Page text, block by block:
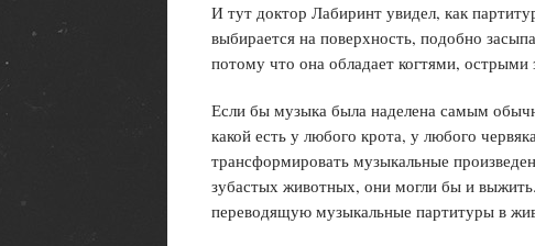
И тут доктор Лабиринт увидел, как
выбирается на поверхность, подобно
потому что она обладает когтями,
Если бы музыка была наделена самым
какой есть у любого крота, у любого
трансформировать музыкальные
зубастых животных, они могли бы и
переводящую музыкальные партитуры в